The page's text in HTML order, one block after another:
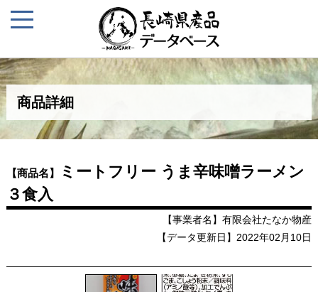
商品詳細
【商品名】
ミートフリー うま辛味噌ラーメン
３食入
【事業者名】有限会社たなか物産
【データ更新日】2022年02月10日